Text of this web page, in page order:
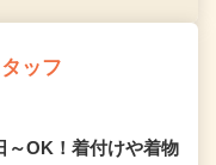
ッフ
～OK！着付けや着物